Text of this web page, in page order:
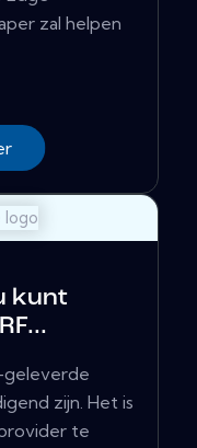
zal helpen
kunt
geleverde
zijn. Het is
te